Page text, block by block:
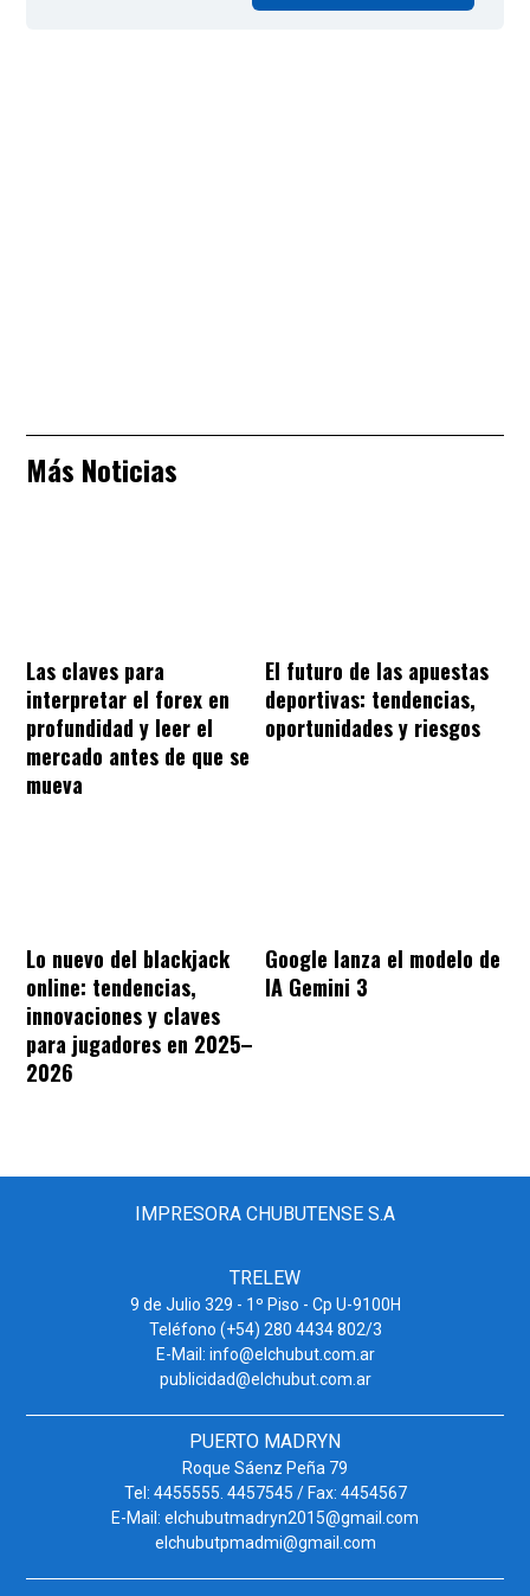
Más Noticias
Las claves para
interpretar el forex en
profundidad y leer el
mercado antes de que se
mueva
El futuro de las apuestas
deportivas: tendencias,
oportunidades y riesgos
Lo nuevo del blackjack
online: tendencias,
innovaciones y claves
para jugadores en 2025–
2026
Google lanza el modelo de
IA Gemini 3
IMPRESORA CHUBUTENSE S.A
TRELEW
9 de Julio 329 - 1º Piso - Cp U-9100H
Teléfono (+54) 280 4434 802/3
E-Mail: info@elchubut.com.ar
publicidad@elchubut.com.ar
PUERTO MADRYN
Roque Sáenz Peña 79
Tel: 4455555. 4457545 / Fax: 4454567
E-Mail: elchubutmadryn2015@gmail.com
elchubutpmadmi@gmail.com